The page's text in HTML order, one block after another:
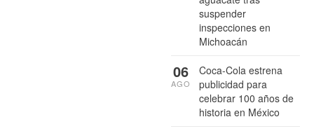
suspender
inspecciones en
Michoacán
Coca-Cola estrena
publicidad para
celebrar 100 años de
historia en México
06
AGO